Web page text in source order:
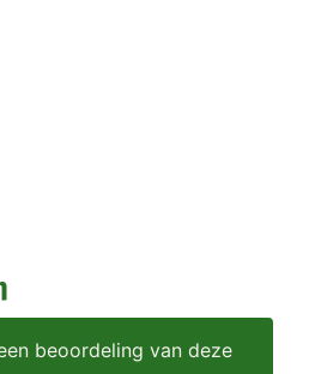
beoordeling van deze